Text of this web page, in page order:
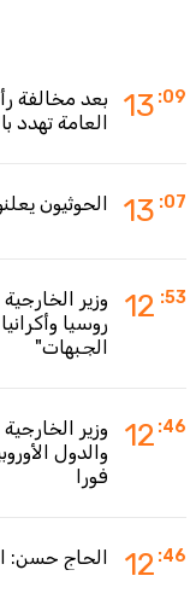
13 :09
بعد مخالفة
العامة تهدد
13 :07 الحوثيون
12 :53
وزير
روسيا
الجبهات"
12 :46
وزير
والدول
فورا
12 :46 الحاج حسن: